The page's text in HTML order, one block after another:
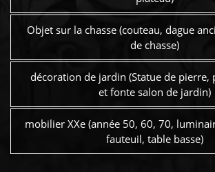
Objet sur la chasse (couteau, dague
de chasse)
décoration de jardin (Statue de pierre,
et fonte salon de jardin)
mobilier XXe (année 50, 60, 70,
fauteuil, table basse)